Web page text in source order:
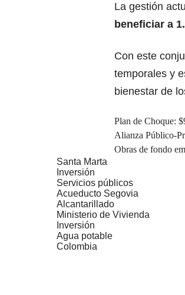
La gestión
beneficiar a
Con este
temporales y
bienestar de
Plan de Choque:
Alianza Público-
Obras de fondo
Santa Marta
Inversión
Servicios públicos
Acueducto Segovia
Alcantarillado
Ministerio de Vivienda
Inversión
Agua potable
Colombia